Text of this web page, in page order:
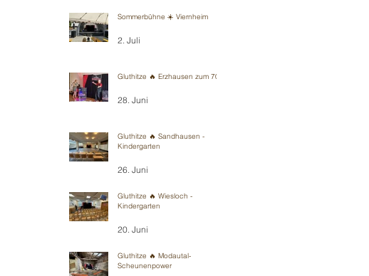
Sommerbühne ☀️ Viernheim
2. Juli
Gluthitze 🔥 Erzhausen zum 70.
28. Juni
Gluthitze 🔥 Sandhausen -
Kindergarten
26. Juni
Gluthitze 🔥 Wiesloch -
Kindergarten
20. Juni
Gluthitze 🔥 Modautal-
Scheunenpower